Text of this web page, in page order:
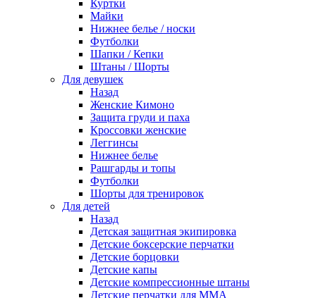
Куртки
Майки
Нижнее белье / носки
Футболки
Шапки / Кепки
Штаны / Шорты
Для девушек
Назад
Женские Кимоно
Защита груди и паха
Кроссовки женские
Леггинсы
Нижнее белье
Рашгарды и топы
Футболки
Шорты для тренировок
Для детей
Назад
Детская защитная экипировка
Детские боксерские перчатки
Детские борцовки
Детские капы
Детские компрессионные штаны
Детские перчатки для ММА